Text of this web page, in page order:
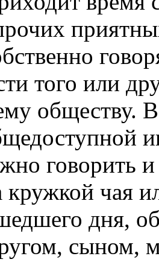
того или
обществу.
говорить и
кружкой чая
дня,
сыном,